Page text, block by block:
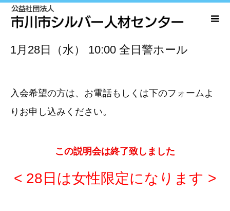
1月28日（水） 10:00 全日警ホール
入会希望の方は、お電話もしくは下のフォームよ
りお申し込みください。
この説明会は終了致しました
< 28日は女性限定になります >